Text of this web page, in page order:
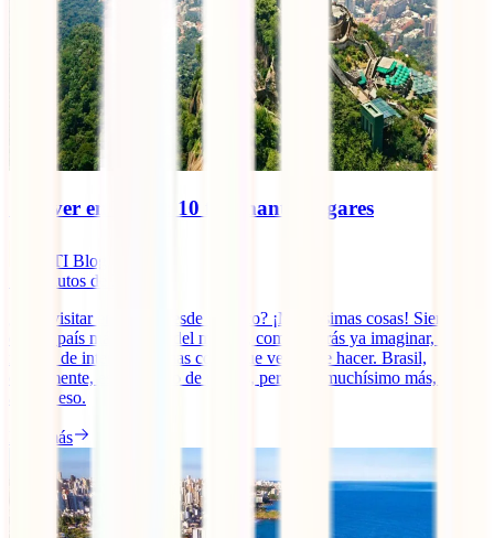
Qué ver en Brasil: 10 fascinantes lugares
IATI Blog
minutos de lectura
¿Qué visitar en Brasil desde México? ¡Muchísimas cosas! Siendo el
quinto país más grande del mundo, como podrás ya imaginar, está
repleto de interesantísimas cosas que ver y que hacer. Brasil,
obviamente, es sinónimo de playas, pero hay muchísimo más, más
allá de eso.
Leer más